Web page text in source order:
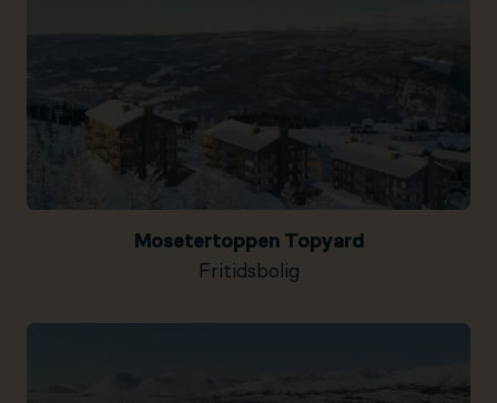
Mosetertoppen Topyard
Fritidsbolig